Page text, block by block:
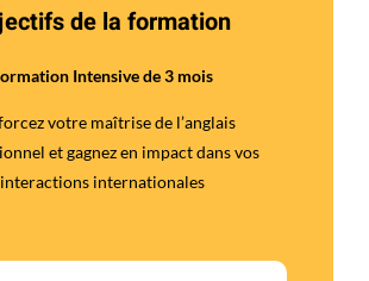
de la formation
Intensive de 3 mois
votre maîtrise de l’anglais
et gagnez en impact dans vos
interactions internationales